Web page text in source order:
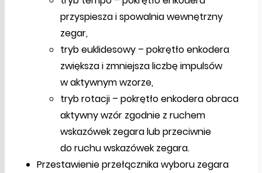
przyspiesza i spowalnia wewnętrzny
zegar,
tryb euklidesowy – pokrętło enkodera
zwiększa i zmniejsza liczbę impulsów
w aktywnym wzorze,
tryb rotacji – pokrętło enkodera obraca
aktywny wzór zgodnie z ruchem
wskazówek zegara lub przeciwnie
do ruchu wskazówek zegara.
Przestawienie przełącznika wyboru zegara